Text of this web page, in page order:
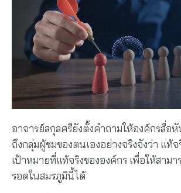
อาจารย์สกุลศรียังตั้งคำถามให้องค์กรสื่อ
ถึงกลุ่มผู้ชมของตนเองอย่างจริงจังว่า แท้
เป้าหมายที่แท้จริงขององค์กร เพื่อให้สาม
รอดในสมรภูมินี้ได้